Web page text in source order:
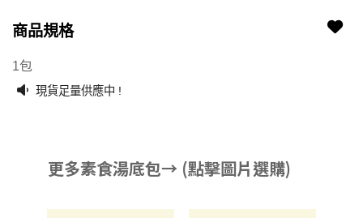
商品規格
1包
現貨足量供應中 !
更多素食湯底包→ (點擊圖片選購)